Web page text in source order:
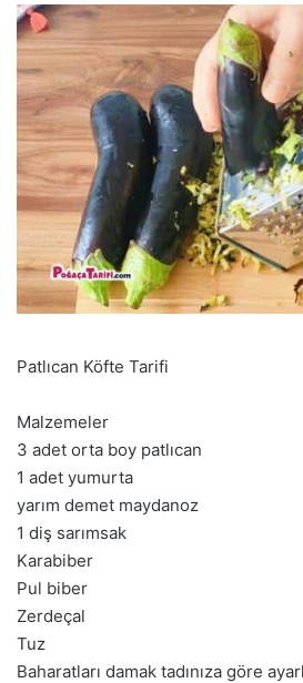
Patlıcan Köfte Tarifi
Malzemeler
3 adet orta boy patlıcan
1 adet yumurta
yarım demet maydanoz
1 diş sarımsak
Karabiber
Pul biber
Zerdeçal
Tuz
Baharatları damak tadınıza göre